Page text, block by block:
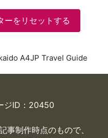
ーをリセットする
A4JP Travel Guide
ジID：20450
事制作時点のもので、